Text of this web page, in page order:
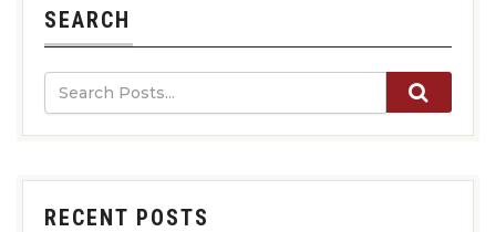
SEARCH
RECENT POSTS